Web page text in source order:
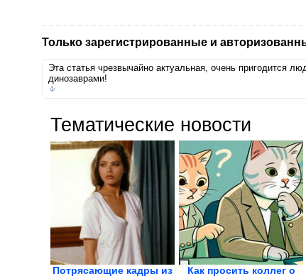
Только зарегистрированные и
Эта статья чрезвычайно актуальная, очень пригодится
динозаврами!
Тематические новости
Потрясающие кадры из
Как просить коллег о